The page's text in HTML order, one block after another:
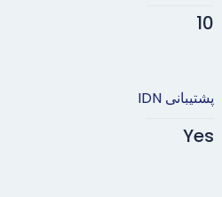
10
پشتیبانی IDN
Yes